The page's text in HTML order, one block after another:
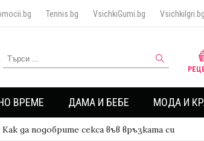
Tennis.bg VsichkiGumi.bg VsichkiIgri.bg
ВРЕМЕ ДАМА И БЕБЕ МОДА И
Как да подобрите секса във връзката си